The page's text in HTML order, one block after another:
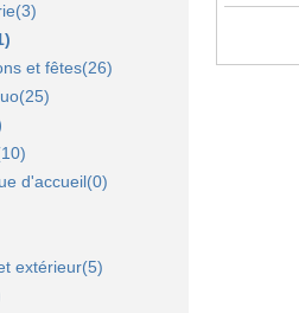
et fêtes(26)
Opus(0)
Opus(0)
d'accueil(0)
métal(15)
fond métal(0)
bois(8)
fond bois(0)
extérieur(5)